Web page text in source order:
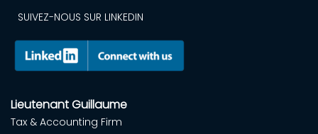
SUIVEZ-NOUS SUR LINKEDIN
Lieutenant Guillaume
Tax & Accounting Firm